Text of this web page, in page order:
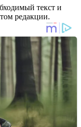
текст и
редакции.